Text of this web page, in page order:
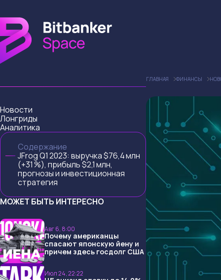
Новости
Лонгриды
Аналитика
Содержание
JFrog Q1 2023: выручка $76,4 млн
(+31 %), прибыль $2,1 млн,
прогнозы и инвестиционная
стратегия
МОЖЕТ БЫТЬ ИНТЕРЕСНО
Авг 6, 8:00
Почему американцы
спасают японскую йену и
причем здесь госдолг США
Июл 24, 22:22
ГЛАВНАЯ ФИНАНСЫ